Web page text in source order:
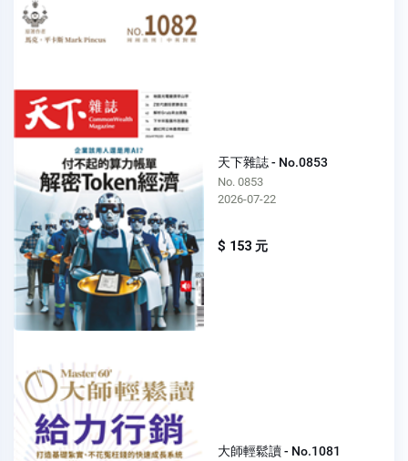
天下雜誌 - No.0853
No. 0853
2026-07-22
$ 153 元
大師輕鬆讀 - No.1081